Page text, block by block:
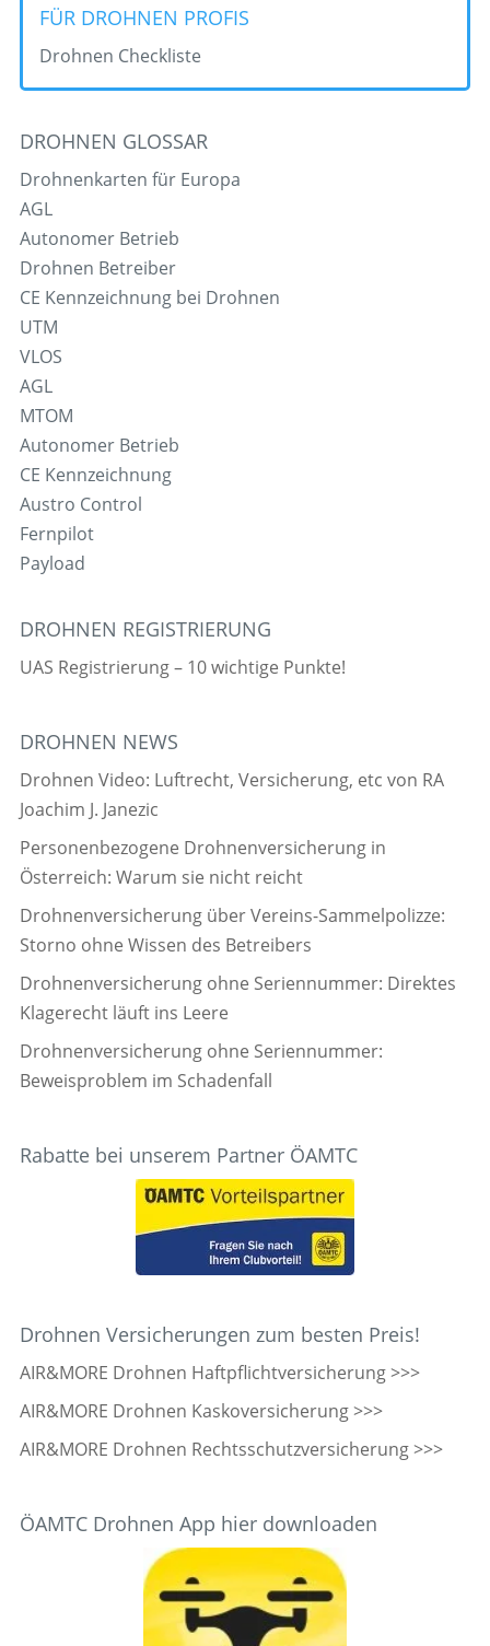
FÜR DROHNEN PROFIS
Drohnen Checkliste
DROHNEN GLOSSAR
Drohnenkarten für Europa
AGL
Autonomer Betrieb
Drohnen Betreiber
CE Kennzeichnung bei Drohnen
UTM
VLOS
AGL
MTOM
Autonomer Betrieb
CE Kennzeichnung
Austro Control
Fernpilot
Payload
DROHNEN REGISTRIERUNG
UAS Registrierung – 10 wichtige Punkte!
DROHNEN NEWS
Drohnen Video: Luftrecht, Versicherung, etc von RA
Joachim J. Janezic
Personenbezogene Drohnenversicherung in
Österreich: Warum sie nicht reicht
Drohnenversicherung über Vereins-Sammelpolizze:
Storno ohne Wissen des Betreibers
Drohnenversicherung ohne Seriennummer: Direktes
Klagerecht läuft ins Leere
Drohnenversicherung ohne Seriennummer:
Beweisproblem im Schadenfall
Rabatte bei unserem Partner ÖAMTC
Drohnen Versicherungen zum besten Preis!
AIR&MORE Drohnen Haftpflichtversicherung >>>
AIR&MORE Drohnen Kaskoversicherung >>>
AIR&MORE Drohnen Rechtsschutzversicherung >>>
ÖAMTC Drohnen App hier downloaden